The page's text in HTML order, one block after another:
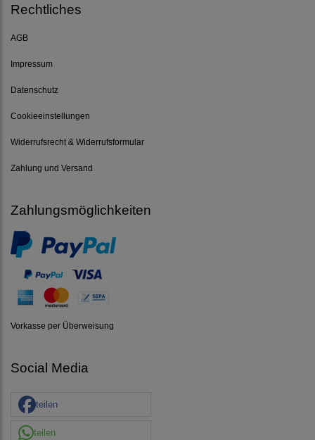
Rechtliches
AGB
Impressum
Datenschutz
Cookieeinstellungen
Widerrufsrecht & Widerrufsformular
Zahlung und Versand
Zahlungsmöglichkeiten
Vorkasse per Überweisung
Social Media
teilen
teilen